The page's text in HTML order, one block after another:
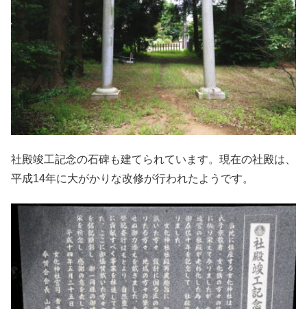
社殿竣工記念の石碑も建てられています。現在の社殿は、
平成14年に大がかりな改修が行われたようです。